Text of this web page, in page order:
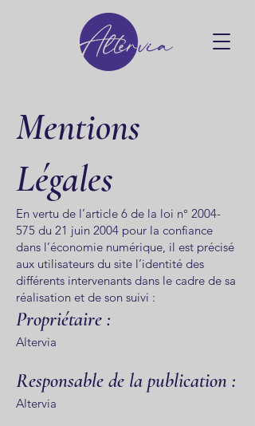
Mentions
Légales
En vertu de l’article 6 de la loi n° 2004-
575 du 21 juin 2004 pour la confiance
dans l’économie numérique, il est précisé
aux utilisateurs du site l’identité des
différents intervenants dans le cadre de sa
réalisation et de son suivi :
Propriétaire :
Altervia
Responsable de la publication :
Altervia